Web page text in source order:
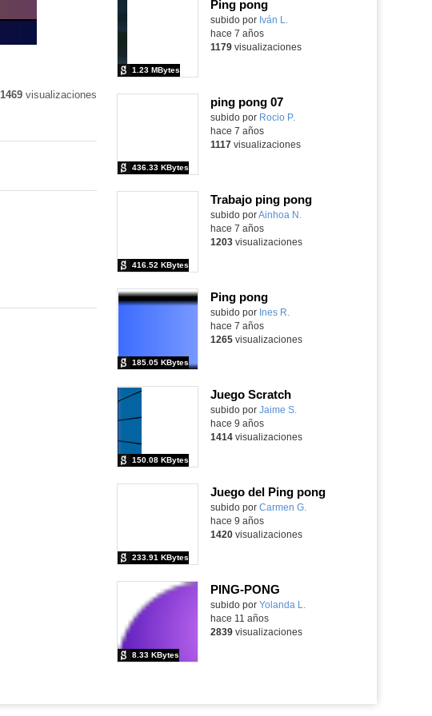
1469visualizaciones
Ping pong
subido por Iván L.
1.23 MBytes
hace 7 años
1179visualizaciones
ping pong 07
subido por Rocio P.
436.33 KBytes
hace 7 años
1117visualizaciones
Trabajo ping pong
subido porAinhoa N.
416.52 KBytes
hace 7 años
1203visualizaciones
Ping pong
subido por Ines R.
185.05 KBytes
hace 7 años
1265visualizaciones
Juego Scratch
subido por Jaime S.
150.08 KBytes
hace 9 años
1414visualizaciones
Juego del Ping pong
subido por Carmen G.
233.91 KBytes
hace 9 años
1420visualizaciones
PING-PONG
subido por Yolanda L.
8.33 KBytes
hace 11 años
2839visualizaciones